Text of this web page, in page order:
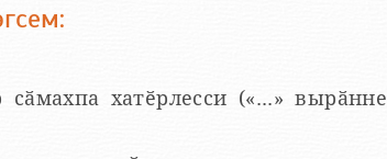
сӑмахпа хатӗрлесси («...» вырӑнне